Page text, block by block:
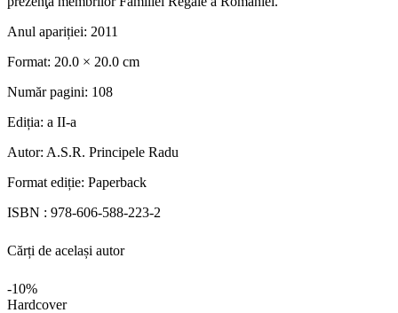
Anul apariției: 2011
Format: 20.0 × 20.0 cm
Număr pagini: 108
Ediția: a II-a
Autor: A.S.R. Principele Radu
Format ediție: Paperback
ISBN : 978-606-588-223-2
Cărți de același autor
-10%
Hardcover